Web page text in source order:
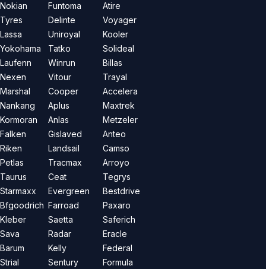
Nokian
Tyres
Lassa
Yokohama
Laufenn
Nexen
Marshal
Nankang
Kormoran
Falken
Riken
Petlas
Taurus
Starmaxx
Bfgoodrich
Kleber
Sava
Barum
Strial
Funtoma
Delinte
Uniroyal
Tatko
Winrun
Vitour
Cooper
Aplus
Anlas
Gislaved
Landsail
Tracmax
Ceat
Evergreen
Farroad
Saetta
Radar
Kelly
Sentury
Atire
Voyager
Kooler
Solideal
Billas
Trayal
Accelera
Maxtrek
Metzeler
Anteo
Camso
Arroyo
Tegrys
Bestdrive
Paxaro
Saferich
Eracle
Federal
Formula